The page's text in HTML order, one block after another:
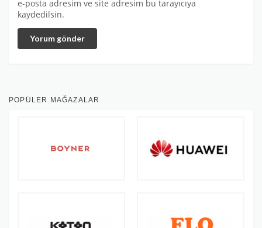
e-posta adresim ve site adresim bu tarayıcıya
kaydedilsin.
Yorum gönder
POPÜLER MAĞAZALAR